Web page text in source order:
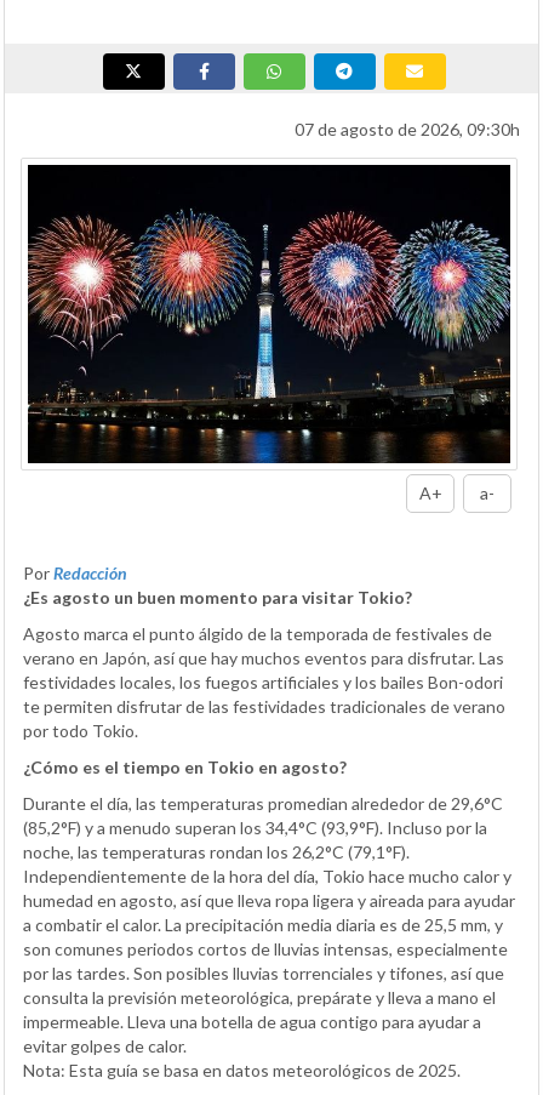
07 de agosto de 2026, 09:30h
A+ a-
PorRedacción
¿Es agosto un buen momento para visitar Tokio?
Agosto marca el punto álgido de la temporada de festivales de
verano en Japón, así que hay muchos eventos para disfrutar. Las
festividades locales, los fuegos artificiales y los bailes Bon-odori
te permiten disfrutar de las festividades tradicionales de verano
por todo Tokio.
¿Cómo es el tiempo en Tokio en agosto?
Durante el día, las temperaturas promedian alrededor de 29,6°C
(85,2°F) y a menudo superan los 34,4°C (93,9°F). Incluso por la
noche, las temperaturas rondan los 26,2°C (79,1°F).
Independientemente de la hora del día, Tokio hace mucho calor y
humedad en agosto, así que lleva ropa ligera y aireada para ayudar
a combatir el calor. La precipitación media diaria es de 25,5 mm, y
son comunes periodos cortos de lluvias intensas, especialmente
por las tardes. Son posibles lluvias torrenciales y tifones, así que
consulta la previsión meteorológica, prepárate y lleva a mano el
impermeable. Lleva una botella de agua contigo para ayudar a
evitar golpes de calor.
Nota: Esta guía se basa en datos meteorológicos de 2025.